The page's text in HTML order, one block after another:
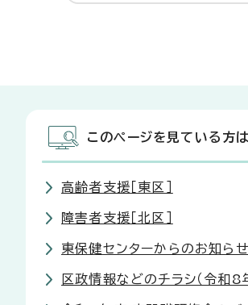
このページを見ている方
高齢者支援［東区］
障害者支援［北区］
東保健センターからのお知ら
区政情報などのチラシ（令和8